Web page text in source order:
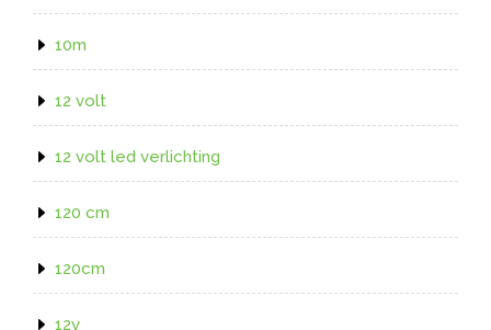
10m
12 volt
12 volt led verlichting
120 cm
120cm
12v